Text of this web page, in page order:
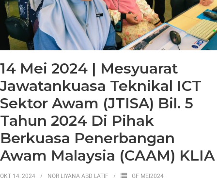
14 Mei 2024 | Mesyuarat
Jawatankuasa Teknikal ICT
Sektor Awam (JTISA) Bil. 5
Tahun 2024 Di Pihak
Berkuasa Penerbangan
Awam Malaysia (CAAM) KLIA
OKT 14, 2024 NOR LIYANA ABD LATIF GF MEI2024